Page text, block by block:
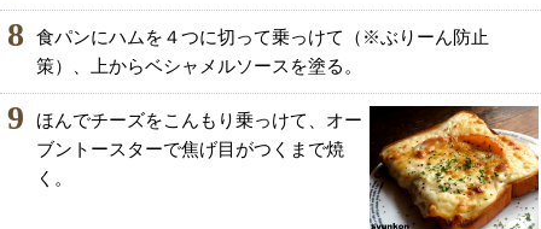
8
食パンにハムを４つに切って乗っけて（※ぶりーん防止
策）、上からベシャメルソースを塗る。
9
ほんでチーズをこんもり乗っけて、オー
ブントースターで焦げ目がつくまで焼
く。